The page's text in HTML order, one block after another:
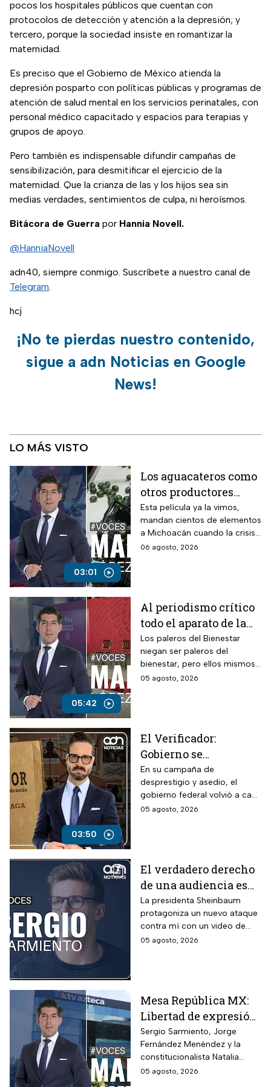
pocos los hospitales públicos que cuentan con
protocolos de detección y atención a la depresión; y
tercero, porque la sociedad insiste en romantizar la
maternidad.
Es preciso que el Gobierno de México atienda la
depresión posparto con políticas públicas y programas de
atención de salud mental en los servicios perinatales, con
personal médico capacitado y espacios para terapias y
grupos de apoyo.
Pero también es indispensable difundir campañas de
sensibilización, para desmitificar el ejercicio de la
maternidad. Que la crianza de las y los hijos sea sin
medias verdades, sentimientos de culpa, ni heroísmos.
Bitácora de Guerra por Hannia Novell.
@HanniaNovell
adn40, siempre conmigo. Suscríbete a nuestro canal de
Telegram.
hcj
¡No te pierdas nuestro contenido,
sigue a adn Noticias en Google
News!
LO MÁS VISTO
03:01
Los aguacateros como
otros productores
están asfixiados por la
violencia e
inseguridad
Esta película ya la vimos,
mandan cientos de elementos
a Michoacán cuando la crisis
estalló por la violencia.
06 agosto, 2026
05:42
Al periodismo crítico
todo el aparato de la
ley, mientras a los
“paleros del
bienestar”, dinero a
manos llenas
Los paleros del Bienestar
niegan ser paleros del
bienestar, pero ellos mismos
se ponen en evidencia
05 agosto, 2026
03:50
El Verificador:
Gobierno se
contradice sobre TV
Azteca; revive
presuntos adeudos
fiscales
En su campaña de
desprestigio y asedio, el
gobierno federal volvió a caer
en contradicciones al señalar
pagos pendientes.
05 agosto, 2026
El verdadero derecho
de una audiencia es
tener la opción de
cambiar de canal,
opina Sergio
Sarmiento
La presidenta Sheinbaum
protagoniza un nuevo ataque
contra mí con un video de
hace 26 años.
05 agosto, 2026
Mesa República MX:
Libertad de expresión
en riesgo y los
ataques contra TV
Azteca
Sergio Sarmiento, Jorge
Fernández Menéndez y la
constitucionalista Natalia
Torres analizan los recientes
05 agosto, 2026